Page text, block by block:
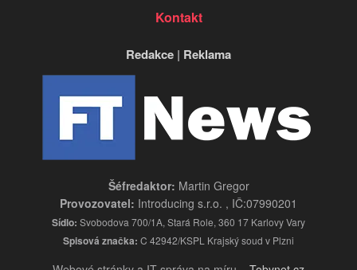
Kontakt
Redakce | Reklama
Šéfredaktor: Martin Gregor
Provozovatel: Introducing s.r.o. , IČ:07990201
Sídlo: Svobodova 700/1A, Stará Role, 360 17 Karlovy Vary
Spisová značka: C 42942/KSPL Krajský soud v Plzni